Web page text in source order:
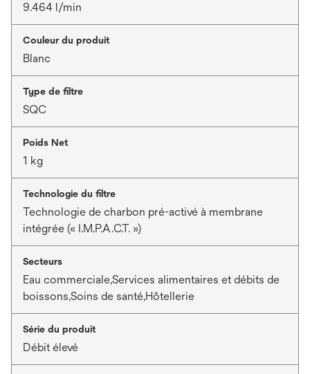
9.464 l/min
Couleur du produit
Blanc
Type de filtre
SQC
Poids Net
1 kg
Technologie du filtre
Technologie de charbon pré-activé à membrane
intégrée (« I.M.P.A.C.T. »)
Secteurs
Eau commerciale,Services alimentaires et débits de
boissons,Soins de santé,Hôtellerie
Série du produit
Débit élevé